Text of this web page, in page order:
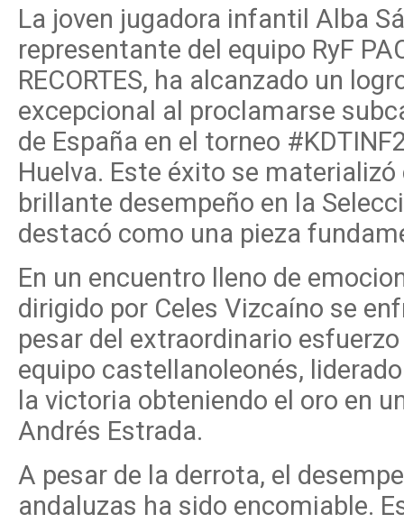
La joven jugadora infantil Alba
representante del equipo RyF
RECORTES, ha alcanzado un
excepcional al proclamarse
de España en el torneo
Huelva. Este éxito se materializó
brillante desempeño en la
destacó como una pieza
En un encuentro lleno de
dirigido por Celes Vizcaíno se
pesar del extraordinario
equipo castellanoleonés,
la victoria obteniendo el oro en
Andrés Estrada.
A pesar de la derrota, el
andaluzas ha sido encomiable.